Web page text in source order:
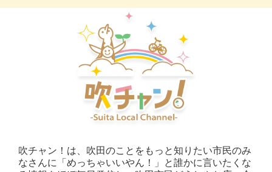
吹チャン！は、吹田のことをもっと知りたい市民のみ
なさんに「めっちゃいいやん！」と誰かに言いたくな